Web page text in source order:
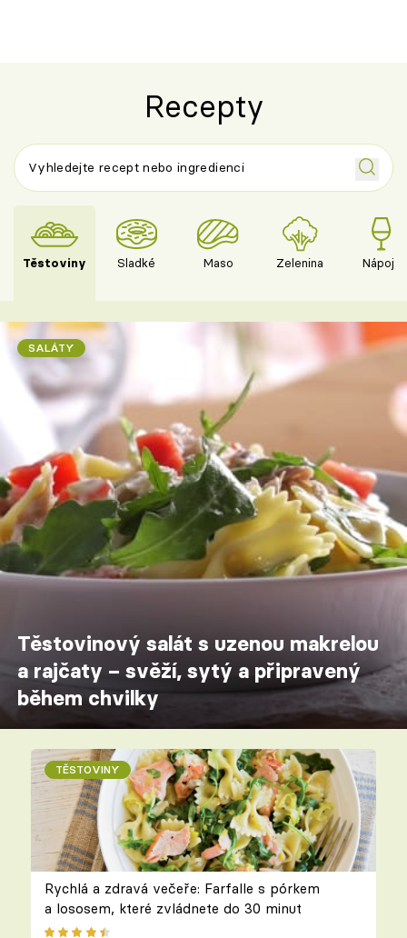
Recepty
Těstoviny Sladké Maso Zelenina Nápoje
SALÁTY
Těstovinový salát s uzenou makrelou
a rajčaty – svěží, sytý a připravený
během chvilky
TĚSTOVINY
Rychlá a zdravá večeře: Farfalle s pórkem
a lososem, které zvládnete do 30 minut